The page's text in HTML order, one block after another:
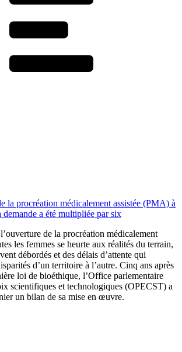
la procréation médicalement assistée (PMA) à
demande a été multipliée par six
de la procréation médicalement
les femmes se heurte aux réalités du terrain,
débordés et des délais d’attente qui
d’un territoire à l’autre. Cinq ans après
loi de bioéthique, l’Office parlementaire
scientifiques et technologiques (OPECST) a
un bilan de sa mise en œuvre.